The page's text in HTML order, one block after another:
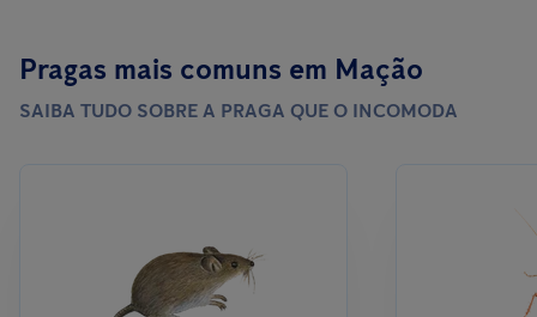
Pragas mais comuns em Mação
SAIBA TUDO SOBRE A PRAGA QUE O INCOMODA